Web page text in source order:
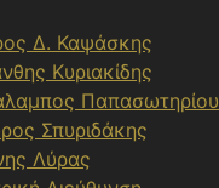
Δ. Καψάσκης
Κυριακίδης
Παπασωτηρίου
Σπυριδάκης
Λύρας